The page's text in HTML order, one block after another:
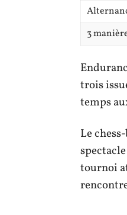
3
trois
temps
Le
tournoi